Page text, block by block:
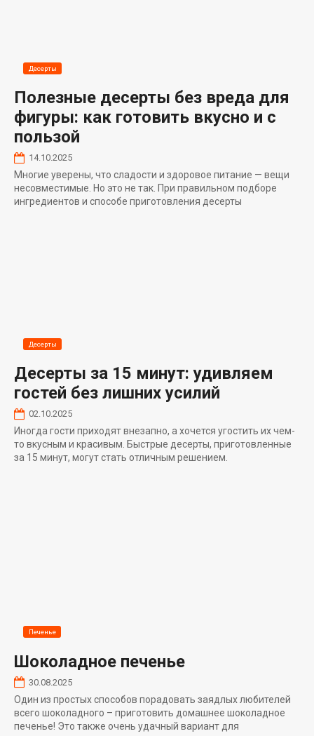
Десерты
Полезные десерты без вреда для
фигуры: как готовить вкусно и с
пользой
14.10.2025
Многие уверены, что сладости и здоровое питание — вещи
несовместимые. Но это не так. При правильном подборе
ингредиентов и способе приготовления десерты
Десерты
Десерты за 15 минут: удивляем
гостей без лишних усилий
02.10.2025
Иногда гости приходят внезапно, а хочется угостить их чем-
то вкусным и красивым. Быстрые десерты, приготовленные
за 15 минут, могут стать отличным решением.
Печенье
Шоколадное печенье
30.08.2025
Один из простых способов порадовать заядлых любителей
всего шоколадного – приготовить домашнее шоколадное
печенье! Это также очень удачный вариант для